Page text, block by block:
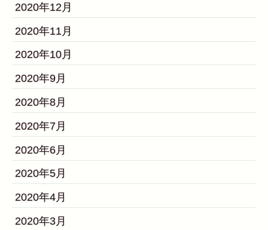
2020年12月
2020年11月
2020年10月
2020年9月
2020年8月
2020年7月
2020年6月
2020年5月
2020年4月
2020年3月